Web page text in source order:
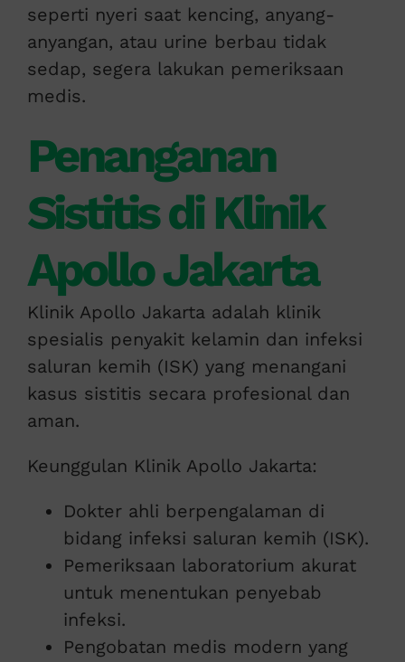
seperti nyeri saat kencing, anyang-
anyangan, atau urine berbau tidak
sedap, segera lakukan pemeriksaan
medis.
Penanganan
Sistitis di Klinik
Apollo Jakarta
Klinik Apollo Jakarta adalah klinik
spesialis penyakit kelamin dan infeksi
saluran kemih (ISK) yang menangani
kasus sistitis secara profesional dan
aman.
Keunggulan Klinik Apollo Jakarta:
Dokter ahli berpengalaman di
bidang infeksi saluran kemih (ISK).
Pemeriksaan laboratorium akurat
untuk menentukan penyebab
infeksi.
Pengobatan medis modern yang